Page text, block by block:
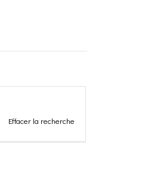
Effacer la recherche